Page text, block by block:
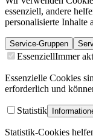
essenziell, andere
personalisierte Inhalte
Service-Gruppen
EssenziellImmer
Essenzielle Cookies
erforderlich und
Statistik
Statistik-Cookies